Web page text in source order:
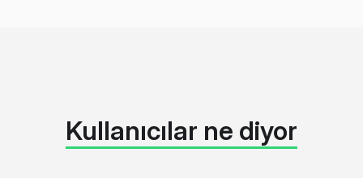
Kullanıcılar ne diyor